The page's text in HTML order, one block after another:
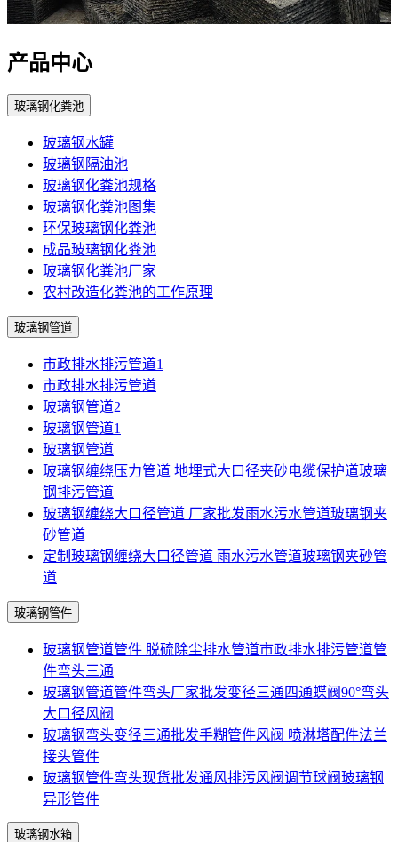
产品中心
玻璃钢化粪池
玻璃钢水罐
玻璃钢隔油池
玻璃钢化粪池规格
玻璃钢化粪池图集
环保玻璃钢化粪池
成品玻璃钢化粪池
玻璃钢化粪池厂家
农村改造化粪池的工作原理
玻璃钢管道
市政排水排污管道1
市政排水排污管道
玻璃钢管道2
玻璃钢管道1
玻璃钢管道
玻璃钢缠绕压力管道 地埋式大口径夹砂电缆保护道玻璃
钢排污管道
玻璃钢缠绕大口径管道 厂家批发雨水污水管道玻璃钢夹
砂管道
定制玻璃钢缠绕大口径管道 雨水污水管道玻璃钢夹砂管
道
玻璃钢管件
玻璃钢管道管件 脱硫除尘排水管道市政排水排污管道管
件弯头三通
玻璃钢管道管件弯头厂家批发变径三通四通蝶阀90°弯头
大口径风阀
玻璃钢弯头变径三通批发手糊管件风阀 喷淋塔配件法兰
接头管件
玻璃钢管件弯头现货批发通风排污风阀调节球阀玻璃钢
异形管件
玻璃钢水箱